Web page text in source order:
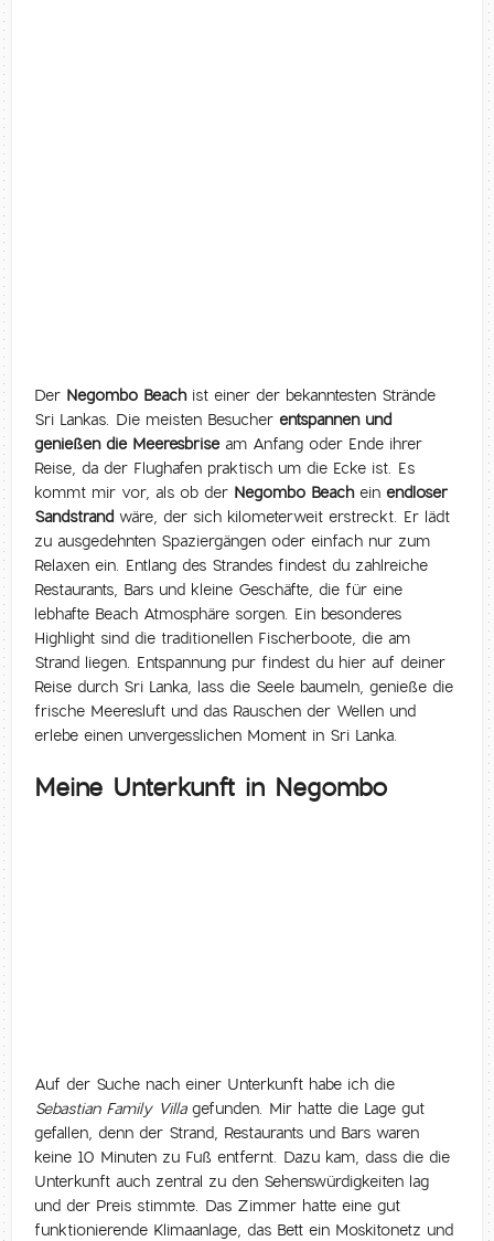
Der Negombo Beachist einer der bekanntesten Strände
Sri Lankas. Die meisten Besucherentspannen und
genießen die Meeresbriseam Anfang oder Ende ihrer
Reise, da der Flughafen praktisch um die Ecke ist. Es
kommt mir vor, als ob der Negombo Beacheinendloser
Sandstrand wäre, der sich kilometerweit erstreckt. Er lädt
zu ausgedehnten Spaziergängen oder einfach nur zum
Relaxen ein. Entlang des Strandes findest du zahlreiche
Restaurants, Bars und kleine Geschäfte, die für eine
lebhafte Beach Atmosphäre sorgen. Ein besonderes
Highlight sind die traditionellen Fischerboote, die am
Strand liegen. Entspannung pur findest du hier auf deiner
Reise durch Sri Lanka, lass die Seele baumeln, genieße die
frische Meeresluft und das Rauschen der Wellen und
erlebe einen unvergesslichen Moment in Sri Lanka.
Meine Unterkunft in Negombo
Auf der Suche nach einer Unterkunft habe ich die
Sebastian Family Villagefunden. Mir hatte die Lage gut
gefallen, denn der Strand, Restaurants und Bars waren
keine 10 Minuten zu Fuß entfernt. Dazu kam, dass die die
Unterkunft auch zentral zu den Sehenswürdigkeiten lag
und der Preis stimmte. Das Zimmer hatte eine gut
funktionierende Klimaanlage, das Bett ein Moskitonetz und